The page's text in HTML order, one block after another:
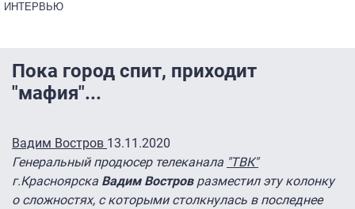
ИНТЕРВЬЮ
Пока город спит, приходит
"мафия"...
Вадим Востров 13.11.2020
Генеральный продюсер телеканала "ТВК"
г.Красноярска Вадим Востровразместил эту колонку
о сложностях, с которыми столкнулась в последнее